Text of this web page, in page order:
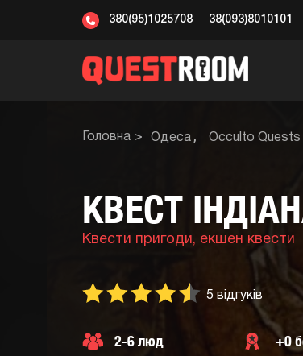
380(95)1025708 38(093)8010101
Головна Одеса Occulto Quests
КВЕСТ
Квести пригоди, екшен квести
5 відгуків
2-6 люд
+0